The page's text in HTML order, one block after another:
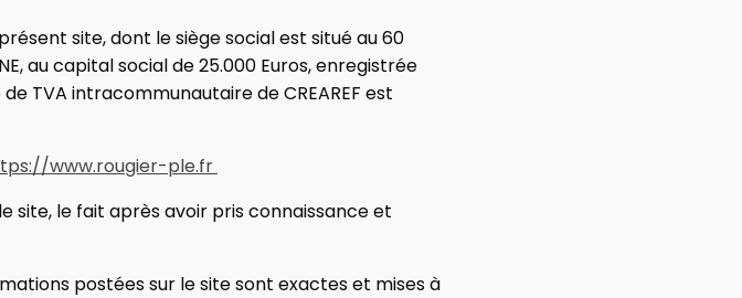
site, dont le siège social est situé au 60
au capital social de 25.000 Euros, enregistrée
TVA intracommunautaire de CREAREF est
www.rougier-ple.fr
site, le fait après avoir pris connaissance et
postées sur le site sont exactes et mises à